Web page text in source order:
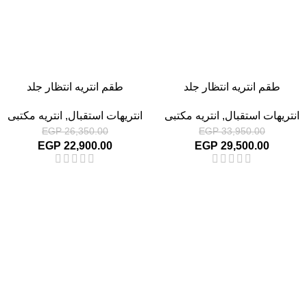
طقم انتريه انتظار جلد
انتريهات استقبال, انتريه مكتبى
EGP33,950.00
EGP 29,500.00
طقم انتريه انتظار جلد
انتريهات استقبال, انتريه مكتبى
EGP26,350.00
EGP 22,900.00